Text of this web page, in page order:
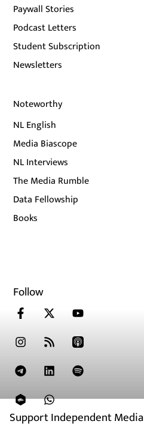
Support Independent Media
Paywall Stories
Podcast Letters
Student Subscription
Newsletters
Noteworthy
NL English
Media Biascope
NL Interviews
The Media Rumble
Data Fellowship
Books
Follow